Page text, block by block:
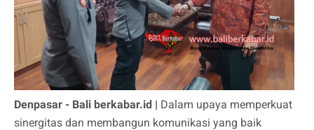
Denpasar - Bali berkabar.id | Dalam upaya memperkuat
sinergitas dan membangun komunikasi yang baik